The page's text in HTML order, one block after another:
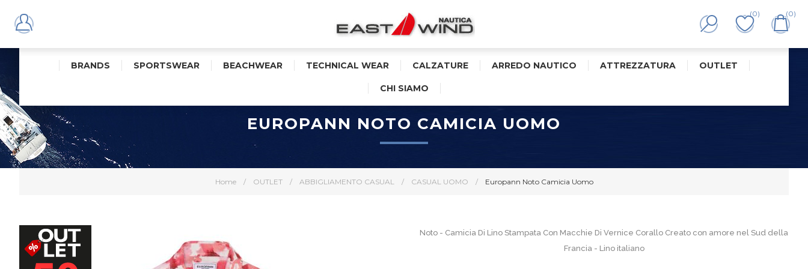
(0) (0)
BRANDS SPORTSWEAR BEACHWEAR TECHNICAL WEAR CALZATURE ARREDO NAUTICO ATTREZZATURA OUTLET
CHI SIAMO
Home / OUTLET / ABBIGLIAMENTO CASUAL / CASUAL UOMO / Europann Noto Camicia Uomo
EUROPANN NOTO CAMICIA UOMO
Noto - Camicia Di Lino Stampata Con Macchie Di Vernice Corallo Creato con amore nel Sud della
Francia - Lino italiano